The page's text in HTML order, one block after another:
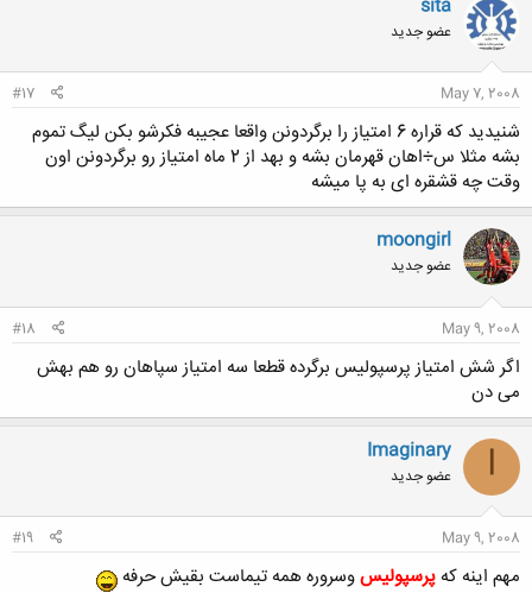
sita
عضو جدید
May 7, 2008
#17
شنیدید که قراره 6 امتیاز را برگردونن واقعا عجیبه فکرشو بکن لیگ تموم
بشه مثلا س÷اهان قهرمان بشه و بهد از 2 ماه امتیاز رو برگردونن اون
وقت چه قشقره ای به پا میشه
moongirl
عضو جدید
May 9, 2008
#18
اگر شش امتیاز پرسپولیس برگرده قطعا سه امتیاز سپاهان رو هم بهش
می دن
I
Imaginary
عضو جدید
May 9, 2008
#19
مهم اینه که پرسپولیسوسروره همه تیماست بقیش حرفه